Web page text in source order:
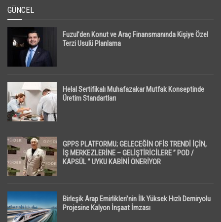
GÜNCEL
Fuzul’den Konut ve Araç Finansmanında Kişiye Özel
Terzi Usulü Planlama
Helal Sertifikalı Muhafazakar Mutfak Konseptinde
Üretim Standartları
GPPS PLATFORMU; GELECEĞİN OFİS TRENDİ İÇİN,
İŞ MERKEZLERİNE – GELİŞTİRİCİLERE ” POD /
KAPSÜL ” UYKU KABİNİ ÖNERİYOR
Birleşik Arap Emirlikleri’nin İlk Yüksek Hızlı Demiryolu
Projesine Kalyon İnşaat İmzası